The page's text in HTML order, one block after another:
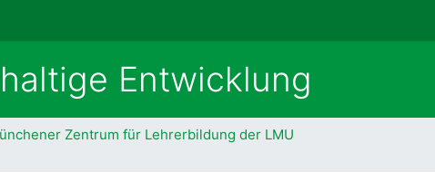
Entwicklung
Zentrum für Lehrerbildung der LMU